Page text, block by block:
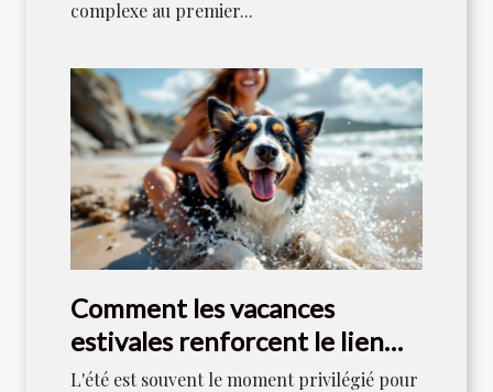
complexe au premier...
Comment les vacances
estivales renforcent le lien
entre maîtres et chiens ?
L'été est souvent le moment privilégié pour